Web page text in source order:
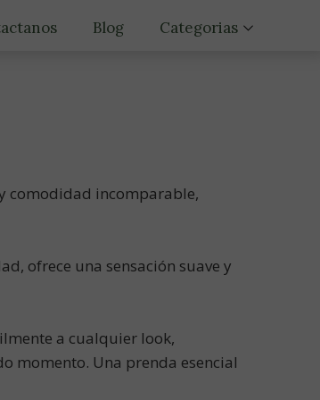
Blog Categorias
Estilo De Vida
comodidad incomparable,
ofrece una sensación suave y
a cualquier look,
momento. Una prenda esencial